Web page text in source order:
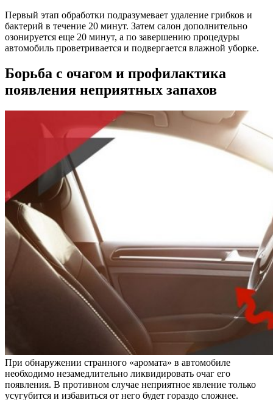
Первый этап обработки подразумевает удаление грибков и
бактерий в течение 20 минут. Затем салон дополнительно
озонируется еще 20 минут, а по завершению процедуры
автомобиль проветривается и подвергается влажной уборке.
Борьба с очагом и профилактика
появления неприятных запахов
При обнаружении странного «аромата» в автомобиле
необходимо незамедлительно ликвидировать очаг его
появления. В противном случае неприятное явление только
усугубится и избавиться от него будет гораздо сложнее.